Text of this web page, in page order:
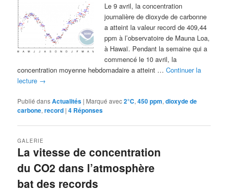
Le 9 avril, la concentration
journalière de dioxyde de carbonne
a atteint la valeur record de 409,44
ppm à l’observatoire de Mauna Loa,
à Hawaï. Pendant la semaine qui a
commencé le 10 avril, la
concentration moyenne hebdomadaire a atteint …Continuer la
lecture →
Publié dansActualités | Marqué avec2°C,450 ppm,dioxyde de
carbone,record |4 Réponses
La vitesse de concentration
du CO2 dans l’atmosphère
bat des records
GALERIE